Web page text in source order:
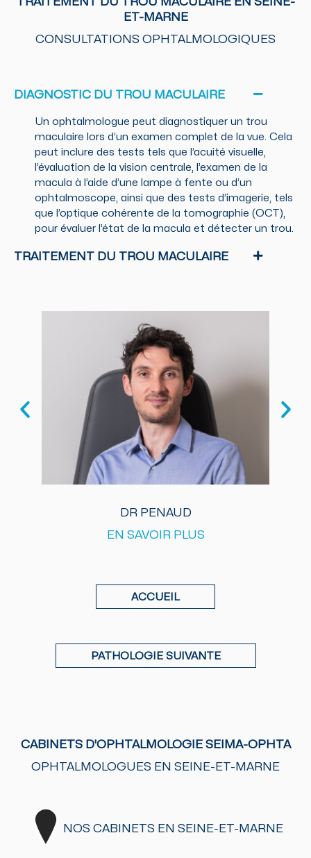
ET-MARNE
CONSULTATIONS OPHTALMOLOGIQUES
DIAGNOSTIC DU TROU MACULAIRE
Un ophtalmologue peut diagnostiquer un trou
maculaire lors d’un examen complet de la vue. Cela
peut inclure des tests tels que l’acuité visuelle,
l’évaluation de la vision centrale, l’examen de la
macula à l’aide d’une lampe à fente ou d’un
ophtalmoscope, ainsi que des tests d’imagerie, tels
que l’optique cohérente de la tomographie (OCT),
pour évaluer l’état de la macula et détecter un trou.
TRAITEMENT DU TROU MACULAIRE
DR PENAUD
EN SAVOIR PLUS
ACCUEIL
PATHOLOGIE SUIVANTE
CABINETS D'OPHTALMOLOGIE SEIMA-OPHTA
OPHTALMOLOGUES EN SEINE-ET-MARNE
NOS CABINETS EN SEINE-ET-MARNE